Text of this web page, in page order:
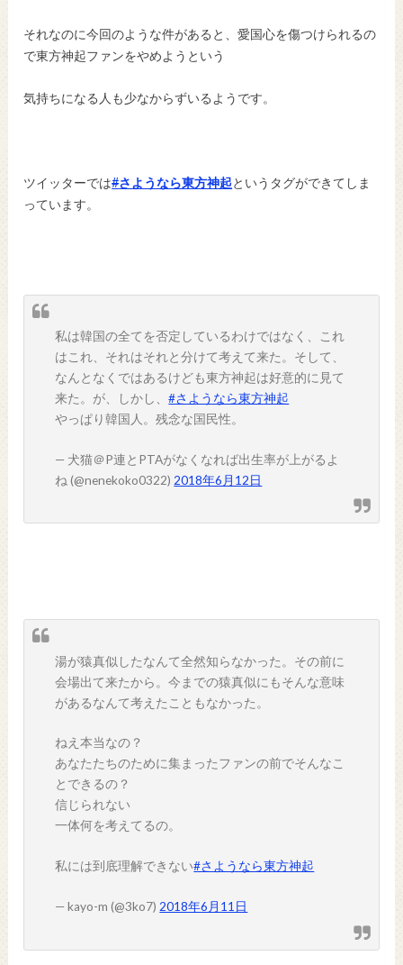
それなのに今回のような件があると、愛国心を傷つけられるの
で東方神起ファンをやめようという
気持ちになる人も少なからずいるようです。
ツイッターでは#さようなら東方神起というタグができてしま
っています。
私は韓国の全てを否定しているわけではなく、これ
はこれ、それはそれと分けて考えて来た。そして、
なんとなくではあるけども東方神起は好意的に見て
来た。が、しかし、#さようなら東方神起
やっぱり韓国人。残念な国民性。
— 犬猫＠P連とPTAがなくなれば出生率が上がるよ
ね (@nenekoko0322) 2018年6月12日
湯が猿真似したなんて全然知らなかった。その前に
会場出て来たから。今までの猿真似にもそんな意味
があるなんて考えたこともなかった。
ねえ本当なの？
あなたたちのために集まったファンの前でそんなこ
とできるの？
信じられない
一体何を考えてるの。
私には到底理解できない#さようなら東方神起
— kayo-m (@3ko7) 2018年6月11日